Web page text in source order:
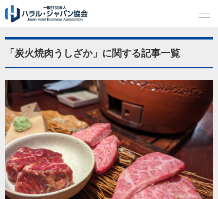
「炭火焼肉うしざか」に関する記事一覧